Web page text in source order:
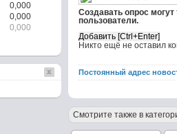
Создавать опрос
пользователи.
Никто ещё не оставил
Постоянный адрес
Смотрите также в
0,000
0,000
0,000